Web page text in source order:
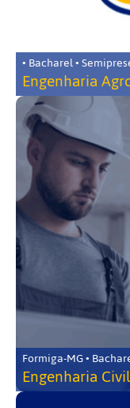
• Bacharel •
Engenharia
Formiga-MG •
Engenharia Civil